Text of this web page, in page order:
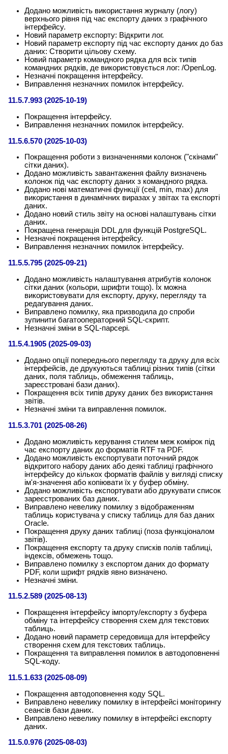
Додано можливість використання журналу (логу)
верхнього рівня під час експорту даних з графічного
інтерфейсу.
Новий параметр експорту: Відкрити лог.
Новий параметр експорту під час експорту даних до баз
даних: Створити цільову схему.
Новий параметр командного рядка для всіх типів
командних рядків, де використовується лог: /OpenLog.
Незначні покращення інтерфейсу.
Виправлення незначних помилок інтерфейсу.
11.5.7.993 (2025-10-19)
Покращення інтерфейсу.
Виправлення незначних помилок інтерфейсу.
11.5.6.570 (2025-10-03)
Покращення роботи з визначеннями колонок ("скінами"
сітки даних).
Додано можливість завантаження файлу визначень
колонок під час експорту даних з командного рядка.
Додано нові математичні функції (ceil, min, max) для
використання в динамічних виразах у звітах та експорті
даних.
Додано новий стиль звіту на основі налаштувань сітки
даних.
Покращена генерація DDL для функцій PostgreSQL.
Незначні покращення інтерфейсу.
Виправлення незначних помилок інтерфейсу.
11.5.5.795 (2025-09-21)
Додано можливість налаштування атрибутів колонок
сітки даних (кольори, шрифти тощо). Їх можна
використовувати для експорту, друку, перегляду та
редагування даних.
Виправлено помилку, яка призводила до спроби
зупинити багатооператорний SQL-скрипт.
Незначні зміни в SQL-парсері.
11.5.4.1905 (2025-09-03)
Додано опції попереднього перегляду та друку для всіх
інтерфейсів, де друкуються таблиці різних типів (сітки
даних, поля таблиць, обмеження таблиць,
зареєстровані бази даних).
Покращення всіх типів друку даних без використання
звітів.
Незначні зміни та виправлення помилок.
11.5.3.701 (2025-08-26)
Додано можливість керування стилем меж комірок під
час експорту даних до форматів RTF та PDF.
Додано можливість експортувати поточний рядок
відкритого набору даних або деякі таблиці графічного
інтерфейсу до кількох форматів файлів у вигляді списку
ім'я-значення або копіювати їх у буфер обміну.
Додано можливість експортувати або друкувати список
зареєстрованих баз даних.
Виправлено невелику помилку з відображенням
таблиць користувача у списку таблиць для баз даних
Oracle.
Покращення друку даних таблиці (поза функціоналом
звітів).
Покращення експорту та друку списків полів таблиці,
індексів, обмежень тощо.
Виправлено помилку з експортом даних до формату
PDF, коли шрифт рядків явно визначено.
Незначні зміни.
11.5.2.589 (2025-08-13)
Покращення інтерфейсу імпорту/експорту з буфера
обміну та інтерфейсу створення схем для текстових
таблиць.
Додано новий параметр середовища для інтерфейсу
створення схем для текстових таблиць.
Покращення та виправлення помилок в автодоповненні
SQL-коду.
11.5.1.633 (2025-08-09)
Покращення автодоповнення коду SQL.
Виправлено невелику помилку в інтерфейсі моніторингу
сеансів бази даних.
Виправлено невелику помилку в інтерфейсі експорту
даних.
11.5.0.976 (2025-08-03)